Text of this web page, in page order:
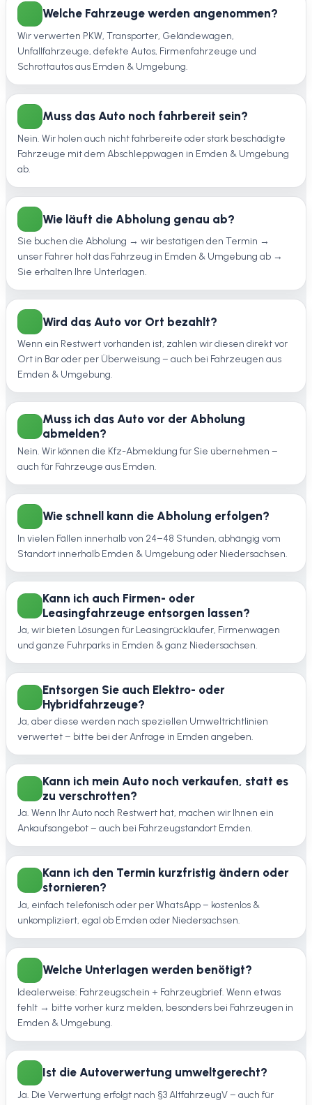
Welche Fahrzeuge werden angenommen?
Wir verwerten PKW, Transporter, Geländewagen,
Unfallfahrzeuge, defekte Autos, Firmenfahrzeuge und
Schrottautos aus Emden & Umgebung.
Muss das Auto noch fahrbereit sein?
Nein. Wir holen auch nicht fahrbereite oder stark beschädigte
Fahrzeuge mit dem Abschleppwagen in Emden & Umgebung
ab.
Wie läuft die Abholung genau ab?
Sie buchen die Abholung → wir bestätigen den Termin →
unser Fahrer holt das Fahrzeug in Emden & Umgebung ab →
Sie erhalten Ihre Unterlagen.
Wird das Auto vor Ort bezahlt?
Wenn ein Restwert vorhanden ist, zahlen wir diesen direkt vor
Ort in Bar oder per Überweisung – auch bei Fahrzeugen aus
Emden & Umgebung.
Muss ich das Auto vor der Abholung
abmelden?
Nein. Wir können die Kfz-Abmeldung für Sie übernehmen –
auch für Fahrzeuge aus Emden.
Wie schnell kann die Abholung erfolgen?
In vielen Fällen innerhalb von 24–48 Stunden, abhängig vom
Standort innerhalb Emden & Umgebung oder Niedersachsen.
Kann ich auch Firmen- oder
Leasingfahrzeuge entsorgen lassen?
Ja, wir bieten Lösungen für Leasingrückläufer, Firmenwagen
und ganze Fuhrparks in Emden & ganz Niedersachsen.
Entsorgen Sie auch Elektro- oder
Hybridfahrzeuge?
Ja, aber diese werden nach speziellen Umweltrichtlinien
verwertet – bitte bei der Anfrage in Emden angeben.
Kann ich mein Auto noch verkaufen, statt es
zu verschrotten?
Ja. Wenn Ihr Auto noch Restwert hat, machen wir Ihnen ein
Ankaufsangebot – auch bei Fahrzeugstandort Emden.
Kann ich den Termin kurzfristig ändern oder
stornieren?
Ja, einfach telefonisch oder per WhatsApp – kostenlos &
unkompliziert, egal ob Emden oder Niedersachsen.
Welche Unterlagen werden benötigt?
Idealerweise: Fahrzeugschein + Fahrzeugbrief. Wenn etwas
fehlt → bitte vorher kurz melden, besonders bei Fahrzeugen in
Emden & Umgebung.
Ist die Autoverwertung umweltgerecht?
Ja. Die Verwertung erfolgt nach §3 AltfahrzeugV – auch für